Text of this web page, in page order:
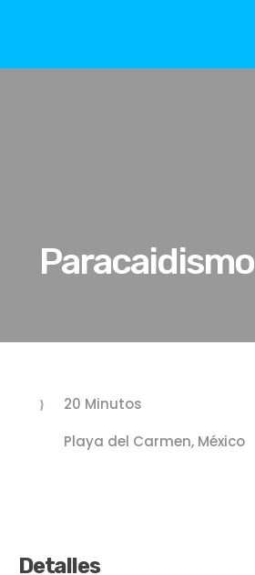
Paracaidismo
20 Minutos
Playa del Carmen, México
Detalles